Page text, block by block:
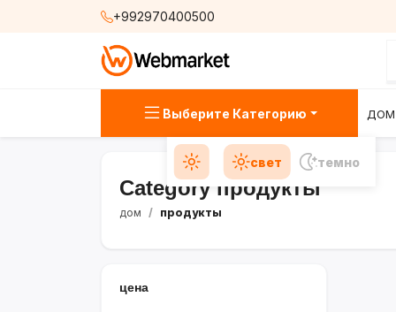
+992970400500
Выберите Категорию ДОМ
свет темно
Category продукты
дом продукты
цена